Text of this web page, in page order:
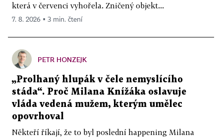
která v červenci vyhořela. Zničený objekt...
7. 8. 2026 ▪ 3 min. čtení
PETR HONZEJK
„Prolhaný hlupák v čele nemyslícího
stáda“. Proč Milana Knížáka oslavuje
vláda vedená mužem, kterým umělec
opovrhoval
Někteří říkají, že to byl poslední happening Milana